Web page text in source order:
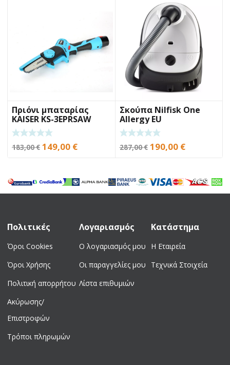
was:
19,90 €.
τιμή
είναι:
16,00 €.
Πριόνι μπαταρίας
KAISER KS-3EPRSAW
183,00€ Original
183,00 €.
149,00 €Η
είναι:
149,00 €.
Σκούπα Nilfisk One
Allergy EU
287,00€ Original
287,00 €.
190,00 €Η
είναι:
190,00 €.
Πολιτικές
Όροι Cookies
Όροι Χρήσης
Πολιτική απορρήτου
Ακύρωσης/
Επιστροφών
Τρόποι πληρωμών
Λογαριασμός
Ο λογαριασμός μου
Οι παραγγελίες μου
Λίστα επιθυμιών
Κατάστημα
Η Εταιρεία
Τεχνικά Στοιχεία